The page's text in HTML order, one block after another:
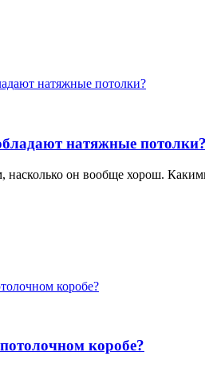
натяжные потолки?
натяжные потолки?
насколько он вообще хорош.
коробе?
коробе?